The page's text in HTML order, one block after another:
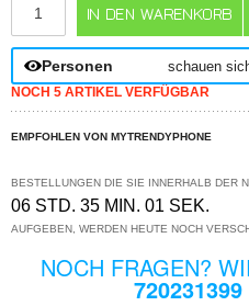
Personen schauen
NOCH 5 ARTIKEL VERFÜGBAR
EMPFOHLEN VON MYTRENDYPHONE
BESTELLUNGEN DIE SIE INNERHALB DER
06 STD. 35 MIN. 00 SEK.
AUFGEBEN, WERDEN HEUTE NOCH
NOCH FRAGEN?
720231399